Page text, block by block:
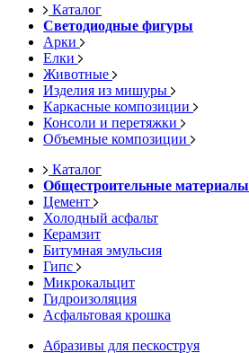
Каталог
Светодиодные фигуры
Арки
Елки
Животные
Изделия из мишуры
Каркасные композиции
Консоли и перетяжки
Объемные композиции
Каталог
Общестроительные материалы
Цемент
Холодный асфальт
Керамзит
Битумная эмульсия
Гипс
Микрокальцит
Гидроизоляция
Асфальтовая крошка
Абразивы для пескоструя